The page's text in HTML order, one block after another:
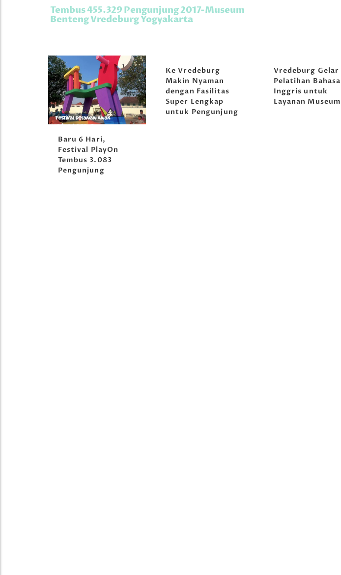
Tembus 455.329 Pengunjung 2017-Museum
Benteng Vredeburg Yogyakarta
Baru 6 Hari,
Festival PlayOn
Tembus 3.083
Pengunjung
Ke Vredeburg
Makin Nyaman
dengan Fasilitas
Super Lengkap
untuk Pengunjung
Vredeburg Gelar
Pelatihan Bahasa
Inggris untuk
Layanan Museum